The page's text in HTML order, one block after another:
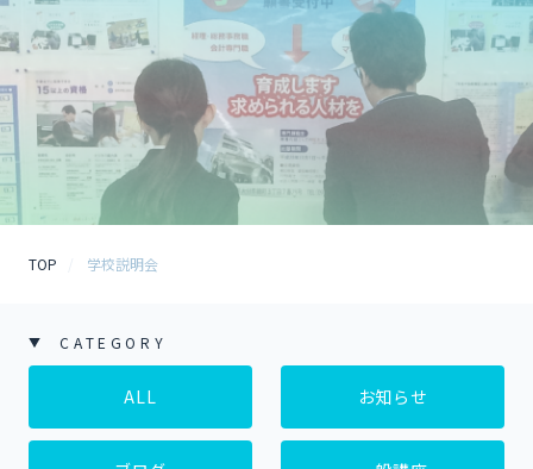
TOP 学校説明会
CATEGORY
ALL お知らせ